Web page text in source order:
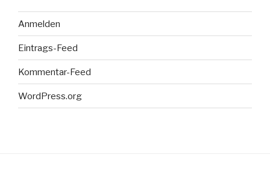
Anmelden
Eintrags-Feed
Kommentar-Feed
WordPress.org